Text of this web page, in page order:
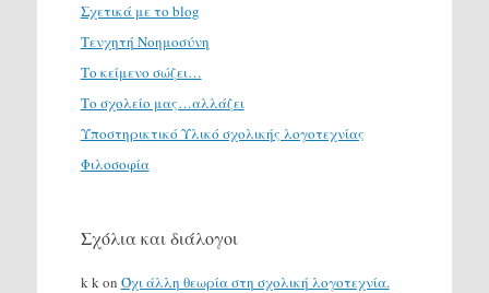
Σχετικά με το blog
Τενχητή Νοημοσύνη
Το κείμενο σώζει…
Το σχολείο μας…αλλάζει
Υποστηρικτικό Υλικό σχολικής λογοτεχνίας
Φιλοσοφία
Σχόλια και διάλογοι
k kon Όχι άλλη θεωρία στη σχολική λογοτεχνία.